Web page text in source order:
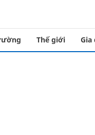
Thế giới Gia